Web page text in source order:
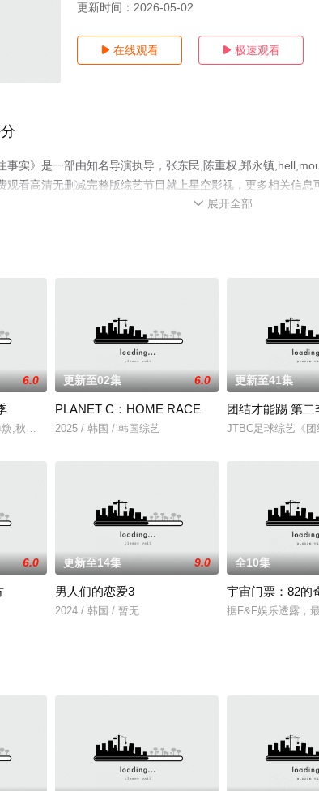
更新时间： 2026-05-02
 在线观看  极速观看
事实》是一部由知名导演执导，张东民,陈重权,郑永镇
观看高清无删减完整版综艺节目就上星空影视，更多相关信息
 展开全部
6.0
,秋英宇,南润寿
更新至02集 6.0
PLANET C：HOME RACE
2025 / 韩国 / 韩国综艺
更新至41集
团结才能踢 第二
JTBC足球综艺《
6.0 更新至14集 9.0
男人们的恋爱3
2024 / 韩国 / 暂无
全10集
宇宙门票：82的
据F&F娱乐透露，